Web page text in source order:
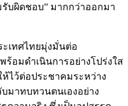
บผิดชอบ” มากกว่าออกมา
เทศไทยมุ่งมั่นต่อ
อมดำเนินการอย่างโปร่งใส
ไว้ต่อประชาคมระหว่าง
มาทบทวนตนเองอย่าง